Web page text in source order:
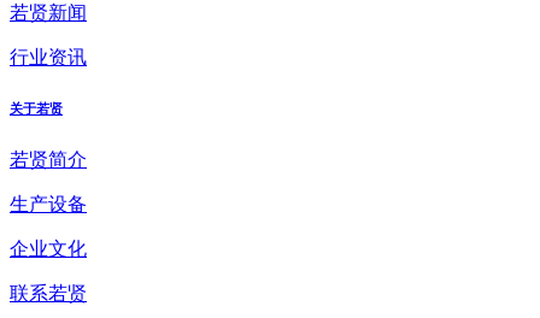
若贤新闻
行业资讯
关于若贤
若贤简介
生产设备
企业文化
联系若贤